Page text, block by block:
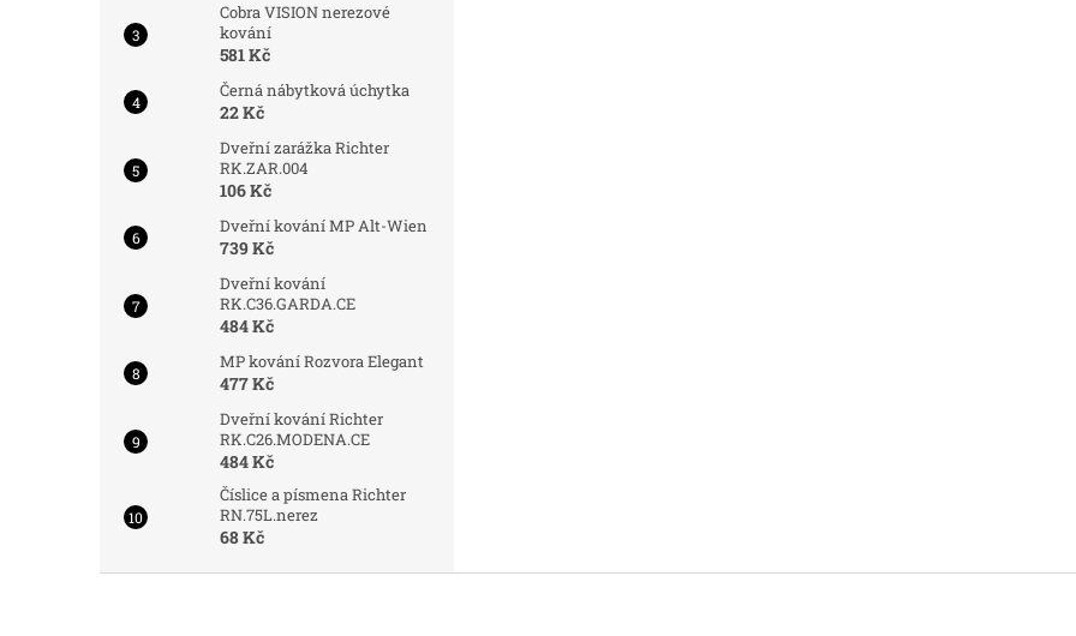
Cobra VISION nerezové
kování
581 Kč
Černá nábytková úchytka
22 Kč
Dveřní zarážka Richter
RK.ZAR.004
106 Kč
Dveřní kování MP Alt-Wien
739 Kč
Dveřní kování
RK.C36.GARDA.CE
484 Kč
MP kování Rozvora Elegant
477 Kč
Dveřní kování Richter
RK.C26.MODENA.CE
484 Kč
Číslice a písmena Richter
RN.75L.nerez
68 Kč